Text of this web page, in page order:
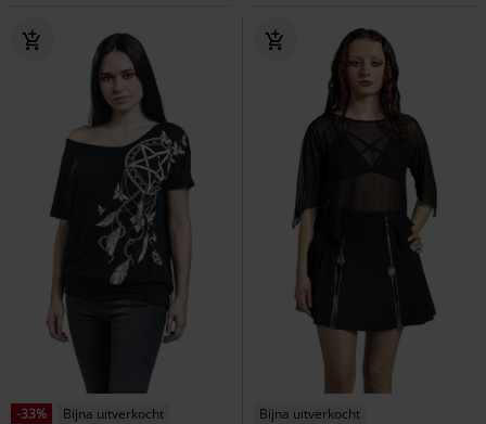
-33%
Bijna uitverkocht
Bijna uitverkocht